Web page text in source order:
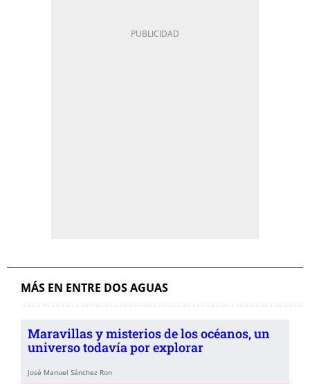
MÁS EN ENTRE DOS AGUAS
Maravillas y misterios de los océanos, un
universo todavía por explorar
José Manuel Sánchez Ron